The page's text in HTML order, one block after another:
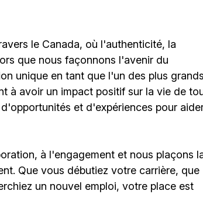
le Canada, où l'authenticité, la
que nous façonnons l'avenir du
unique en tant que l'un des plus grands
à avoir un impact positif sur la vie de
et d'expériences pour
à l'engagement et nous plaçons
Que vous débutiez votre carrière, que
un nouvel emploi, votre place est